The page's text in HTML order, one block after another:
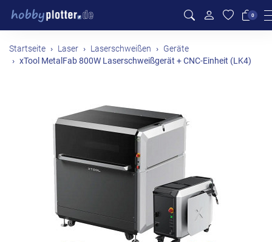
0
Startseite Laser Laserschweißen Geräte
xTool MetalFab 800W Laserschweißgerät + CNC-Einheit (LK4)